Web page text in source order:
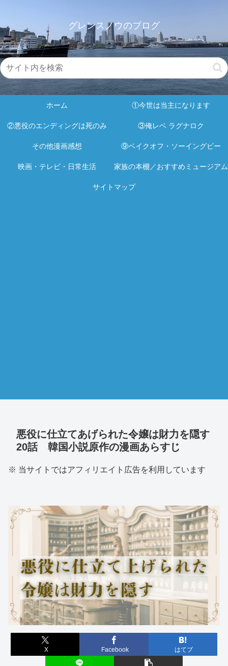
グレンスノウのブログ
ホーム ①今世は当主になります
②悪役のエンディングは死のみ ③俺レベ ラグナロク
その他漫画感想 ⑨ベイクオフ・ソーイングビー
映画・テレビ・日常生活 家族の本棚／おすすめミュージアム
サイトマップ
悪役に仕立てあげられた令嬢は財力を隠す
20話 韓国小説原作の漫画あらすじ
※ 当サイトではアフィリエイト広告を利用しています
X Facebook はてブ